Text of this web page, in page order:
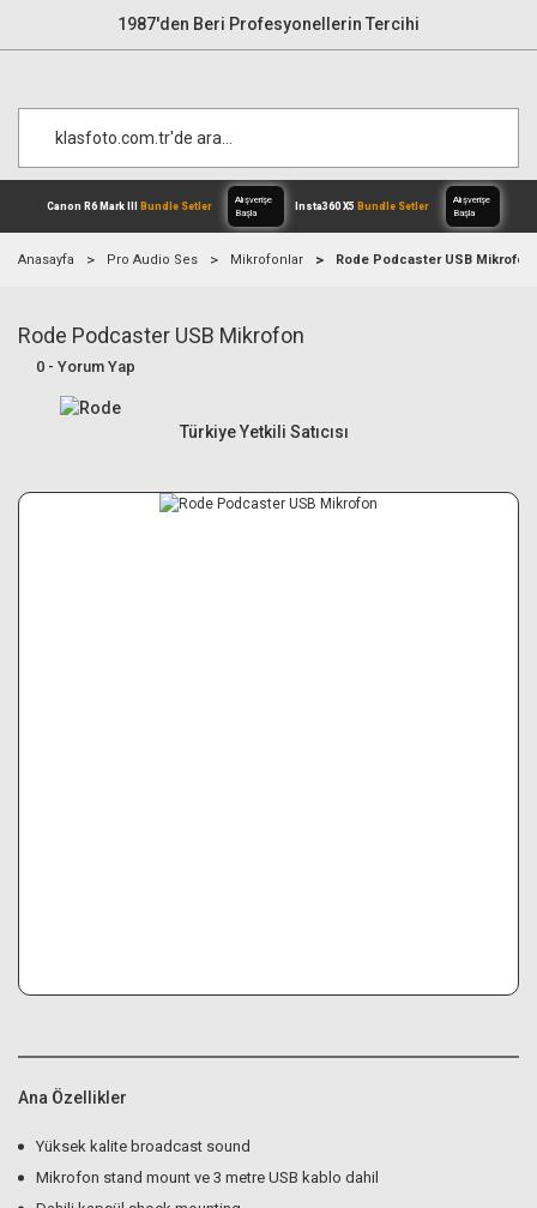
1987'den Beri Profesyonellerin Tercihi
Canon R6 Mark IIIBundle Setler
Anasayfa Pro Audio Ses Mikrofonlar Rode Podcaster USB Mikrofon
Rode Podcaster USB Mikrofon
0 - Yorum Yap
Türkiye Yetkili Satıcısı
Ana Özellikler
Yüksek kalite broadcast sound
Mikrofon stand mount ve 3 metre USB kablo dahil